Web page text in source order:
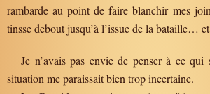
rambarde au point de faire blanchir mes
tinsse debout jusqu’à l’issue de la bataille…
Je n’avais pas envie de penser à ce qui
situation me paraissait bien trop incertaine.